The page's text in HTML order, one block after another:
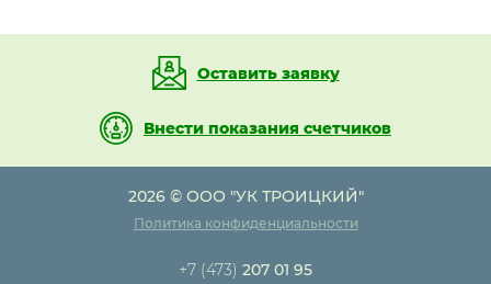
Оставить заявку
Внести показания счетчиков
2026 © ООО "УК ТРОИЦКИЙ"
Политика конфиденциальности
+7 (473) 207 01 95